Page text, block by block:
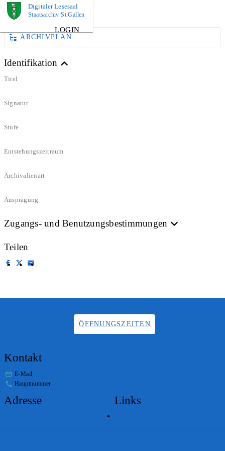
Digitaler Lesesaal
Staatsarchiv St.Gallen
LOGIN
DOKUMENT
ARCHIVPLAN
Identifikation
Titel
Signatur
Stufe
Entstehungszeitraum
Archivalienart
Ausprägung
Zugangs- und Benutzungsbestimmungen
Teilen
ÖFFNUNGSZEITEN
Kontakt
E-Mail
Hauptnummer
Adresse Links